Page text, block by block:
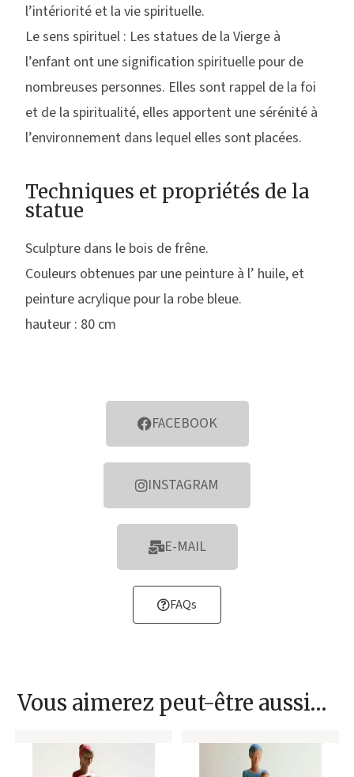
l’intériorité et la vie spirituelle.
Le sens spirituel : Les statues de la Vierge à
l’enfant ont une signification spirituelle pour de
nombreuses personnes. Elles sont rappel de la foi
et de la spiritualité, elles apportent une sérénité à
l’environnement dans lequel elles sont placées.
Techniques et propriétés de la
statue
Sculpture dans le bois de frêne.
Couleurs obtenues par une peinture à l’ huile, et
peinture acrylique pour la robe bleue.
hauteur : 80 cm
FACEBOOK
INSTAGRAM
E-MAIL
FAQs
Vous aimerez peut-être aussi…